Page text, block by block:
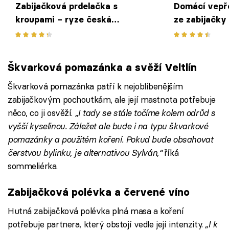
Zabijačková prdelačka s
kroupami – ryze česká
specialita zahřeje a dodá sílu
Domácí
ze zabijačky
Škvarková pomazánka a svěží Veltlín
Škvarková pomazánka patří k nejoblíbenějším
zabijačkovým pochoutkám, ale její mastnota potřebuje
něco, co ji osvěží. „I tady se stále točíme kolem odrůd s
vyšší kyselinou. Záležet ale bude i na typu škvarkové
pomazánky a použitém koření. Pokud bude obsahovat
čerstvou bylinku, je alternativou Sylván,“říká
sommeliérka.
Zabijačková polévka a červené víno
Hutná zabijačková polévka plná masa a koření
potřebuje partnera, který obstojí vedle její intenzity. „I k